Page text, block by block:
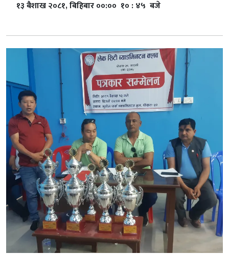
१३ बैशाख २०८१, बिहिबार ००:०० १० : ४५ बजे